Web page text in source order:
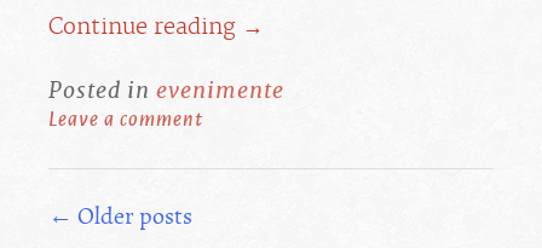
Continue reading →
Posted in evenimente
Leave a comment
Posts
← Older posts